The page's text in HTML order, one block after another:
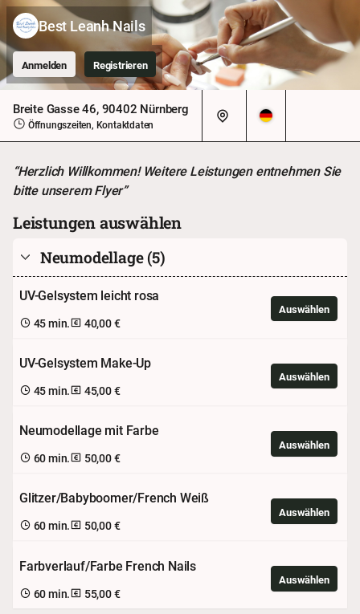
Best Leanh Nails
Anmelden Registrieren
Breite Gasse 46, 90402 Nürnberg
Öffnungszeiten, Kontaktdaten
“Herzlich Willkommen! Weitere Leistungen entnehmen Sie
bitte unserem Flyer”
Leistungen auswählen
Neumodellage(5)
UV-Gelsystem leicht rosa
45 min. 40,00 €
Auswählen
UV-Gelsystem Make-Up
45 min. 45,00 €
Auswählen
Neumodellage mit Farbe
60 min. 50,00 €
Auswählen
Glitzer/Babyboomer/French Weiß
60 min. 50,00 €
Auswählen
Farbverlauf/Farbe French Nails
60 min. 55,00 €
Auswählen